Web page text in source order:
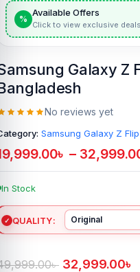
%
Available Offers
Click to view exclusive deals
Galaxy Z
No reviews yet
Samsung Galaxy Z
৳ –
In Stock
QUALITY
৳ 32,999.00৳